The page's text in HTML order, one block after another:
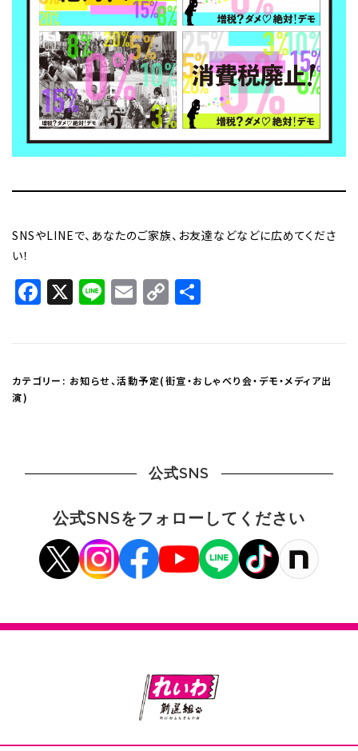
SNSやLINEで、あなたのご家族、お友達などなどに広めてくださ
い！
Facebook
X LineEmail
Copy
カテゴリー: お知らせ、活動予定(街宣・おしゃべり会・デモ・メディア出
演)
公式SNS
公式SNSをフォローしてください